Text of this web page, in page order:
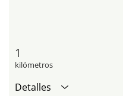
1
kilómetros
Detalles